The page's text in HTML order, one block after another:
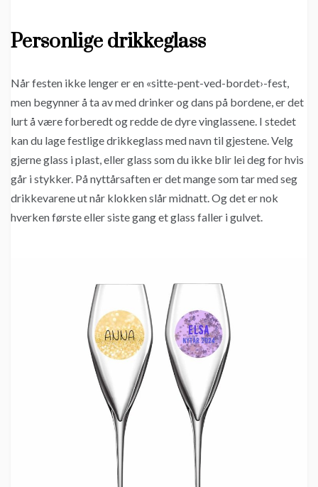
Personlige drikkeglass
Når festen ikke lenger er en «sitte-pent-ved-bordet›-fest,
men begynner å ta av med drinker og dans på bordene, er det
lurt å være forberedt og redde de dyre vinglassene. I stedet
kan du lage festlige drikkeglass med navn til gjestene. Velg
gjerne glass i plast, eller glass som du ikke blir lei deg for hvis
går i stykker. På nyttårsaften er det mange som tar med seg
drikkevarene ut når klokken slår midnatt. Og det er nok
hverken første eller siste gang et glass faller i gulvet.